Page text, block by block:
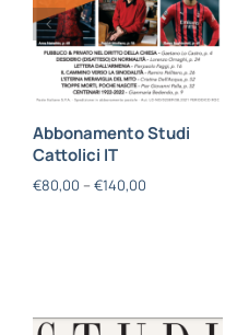
Abbonamento Studi
Cattolici IT
€80,00 – €140,00